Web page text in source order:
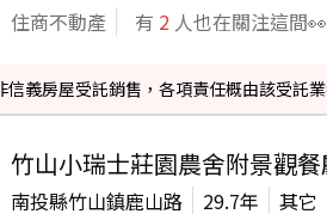
住商不動產 有 2 人也在關注這間👀
義房屋受託銷售，各項責任概由該受託
竹山小瑞士莊園農舍附景觀
南投縣竹山鎮鹿山路 29.7年
其它